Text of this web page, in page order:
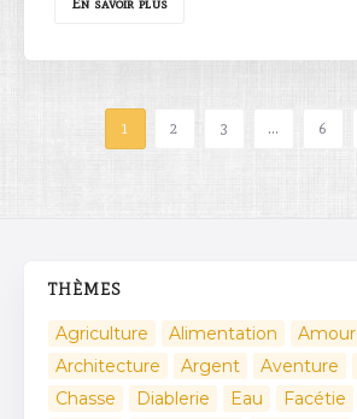
En savoir plus
1 2 3 … 6
THÈMES
Agriculture Alimentation Amour
Architecture
Argent Aventure
Chasse
Diablerie Eau Facétie